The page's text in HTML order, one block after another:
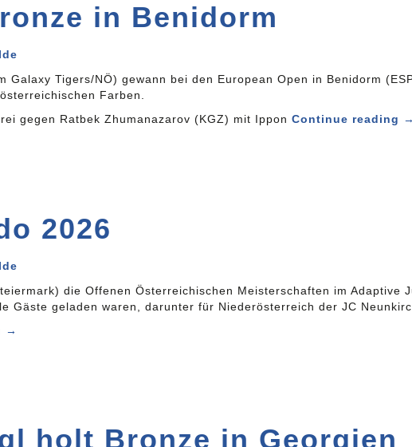
in Benidorm
Galaxy Tigers/NÖ) gewann bei den European Open in Benidorm
Farben.
gegen Ratbek Zhumanazarov (KGZ) mit Ippon Continue reading →
2026
die Offenen Österreichischen Meisterschaften im Adaptive
Gäste geladen waren, darunter für Niederösterreich der JC
→
holt Bronze in Georgien